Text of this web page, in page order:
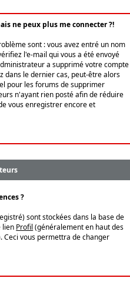
ne peux plus me connecter ?!
sont : vous avez entré un nom
l'e-mail qui vous a été envoyé
a supprimé votre compte
dans le dernier cas, peut-être alors
pour les forums de supprimer
n'ayant rien posté afin de réduire
vous enregistrer encore et
?
sont stockées dans la base de
lien Profil (généralement en haut des
Ceci vous permettra de changer